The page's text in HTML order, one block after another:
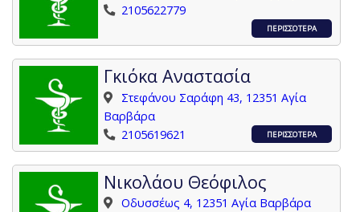
2105622779
ΠΕΡΙΣΣΟΤΕΡΑ
Γκιόκα Αναστασία
Στεφάνου Σαράφη 43, 12351 Αγία
Βαρβάρα
2105619621
ΠΕΡΙΣΣΟΤΕΡΑ
Νικολάου Θεόφιλος
Οδυσσέως 4, 12351 Αγία Βαρβάρα